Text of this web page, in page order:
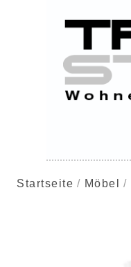
Startseite Möbel